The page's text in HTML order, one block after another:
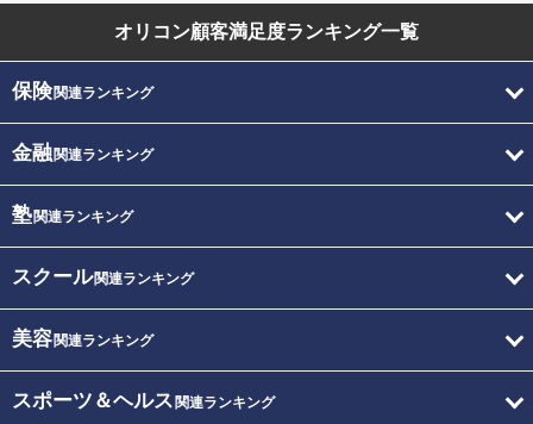
オリコン顧客満足度ランキング一覧
保険関連ランキング
金融関連ランキング
塾関連ランキング
スクール関連ランキング
美容関連ランキング
スポーツ＆ヘルス 関連ランキング